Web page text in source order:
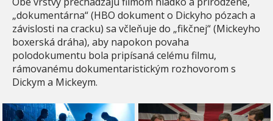
„dokumentárna“ (HBO dokument o Dickyho pózach a
závislosti na cracku) sa včleňuje do „fikčnej“ (Mickeyho
boxerská dráha), aby napokon povaha
polodokumentu bola pripísaná celému filmu,
rámovanému dokumentaristickým rozhovorom s
Dickym a Mickeym.